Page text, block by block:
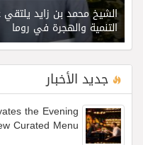
الشيخ محمد بن زايد
التنمية والهجرة في روما
جديد الأخبار
the Evening
Curated Menu